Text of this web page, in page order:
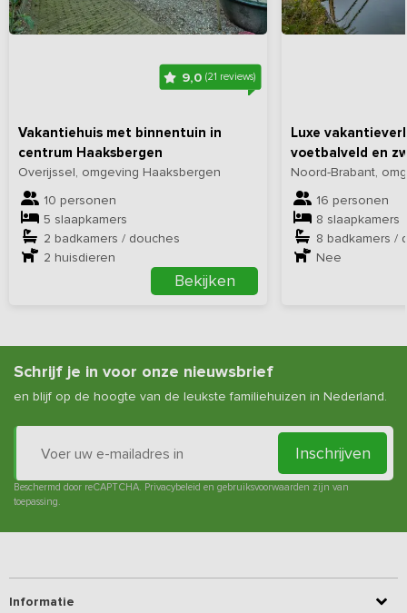
9,0(21 reviews)
Vakantiehuis met binnentuin in
centrum Haaksbergen
Overijssel, omgeving Haaksbergen
10 personen
5 slaapkamers
2 badkamers / douches
2 huisdieren
Bekijken
Luxe
voetbalveld en
Noord-Brabant,
16 personen
8 slaapkamers
8 badkamers /
Nee
Schrijf je in voor onze nieuwsbrief
en blijf op de hoogte van de leukste familiehuizen in Nederland.
Inschrijven
Beschermd door reCAPTCHA. Privacybeleid en gebruiksvoorwaarden zijn van
toepassing.
Informatie